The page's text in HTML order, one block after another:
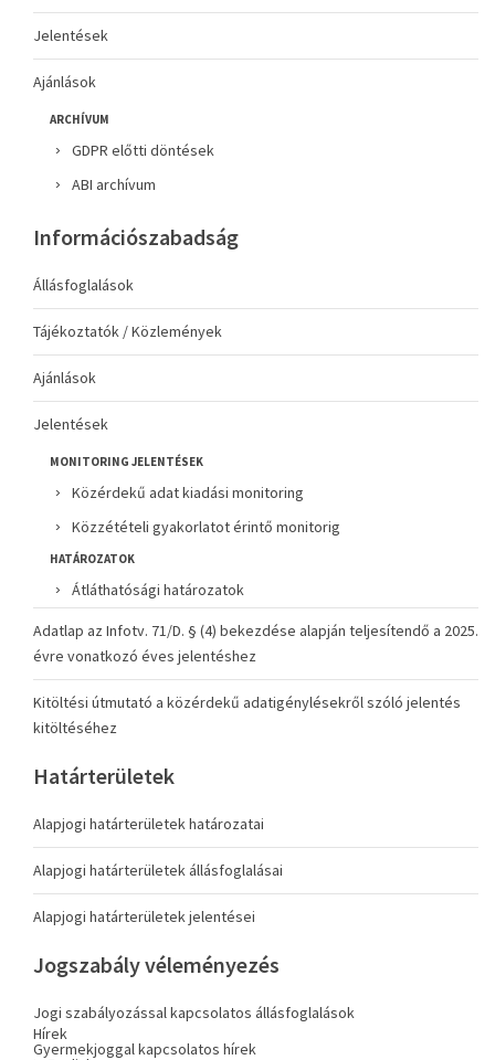
Jelentések
Ajánlások
ARCHÍVUM
GDPR előtti döntések
ABI archívum
Információszabadság
Állásfoglalások
Tájékoztatók / Közlemények
Ajánlások
Jelentések
MONITORING JELENTÉSEK
Közérdekű adat kiadási monitoring
Közzétételi gyakorlatot érintő monitorig
HATÁROZATOK
Átláthatósági határozatok
Adatlap az Infotv. 71/D. § (4) bekezdése alapján teljesítendő a 2025.
évre vonatkozó éves jelentéshez
Kitöltési útmutató a közérdekű adatigénylésekről szóló jelentés
kitöltéséhez
Határterületek
Alapjogi határterületek határozatai
Alapjogi határterületek állásfoglalásai
Alapjogi határterületek jelentései
Jogszabály véleményezés
Jogi szabályozással kapcsolatos állásfoglalások
Hírek
Gyermekjoggal kapcsolatos hírek